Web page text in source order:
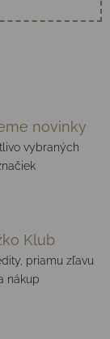
novinky
vybraných
Klub
priamu zľavu
nákup